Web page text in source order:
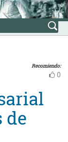
Recomiendo:
0
de